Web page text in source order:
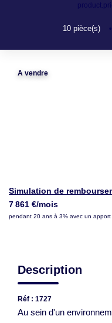
10 pièce(s) •
A vendre
Simulation de
7 861 €/mois
pendant 20 ans à 3% avec un
Description
Réf : 1727
Au sein d'un